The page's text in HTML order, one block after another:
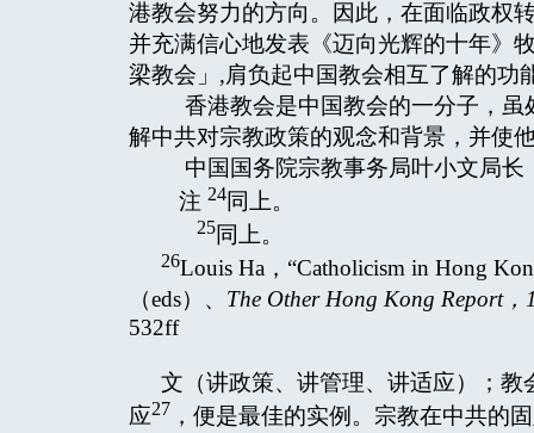
港教会努力的方向。因此，在面临政权
并充满信心地发表《迈向光辉的十年》
梁教会」,肩负起中国教会相互了解的功
香港教会是中国教会的一分子，虽
解中共对宗教政策的观念和背景，并使
中国国务院宗教事务局叶小文局长
注 24同上。
25同上。
26Louis Ha，“Catholicism in Hong
（eds）、 The Other Hong Kong Report，
532ff
文（讲政策、讲管理、讲适应）；
应27 ，便是最佳的实例。宗教在中共的